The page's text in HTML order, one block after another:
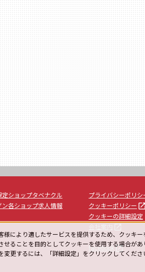
定ショップタベナクル
ン各ショップ求人情報
プライバシーポリシ
クッキーポリシー
クッキーの詳細設定
facebook launch
により適したサービスを提供するため、クッキー
せることを目的としてクッキーを使用する場合があ
変更するには、「詳細設定」をクリックしてくださ